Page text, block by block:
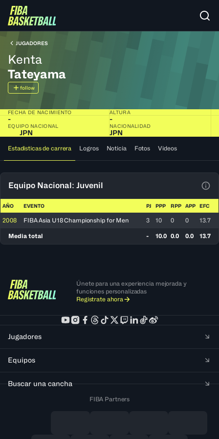
JUGADORES
Kenta
Tateyama
follow
FECHA DE NACIMIENTO
-
ALTURA
-
EQUIPO NACIONAL
JPN
NACIONALIDAD
JPN
Estadísticas de carrera Logros Noticia Fotos Videos
Equipo Nacional: Juvenil
AÑO EVENTO PJ PPP RPP APP EFC
2008 FIBA Asia U18 Championship for Men 3 10 0 0 13.7
Media total - 10.0 0.0 0.0 13.7
Únete para una experiencia mejorada y
funciones personalizadas
Regístrate ahora
Jugadores
Equipos
Buscar una cancha
FIBA Partners